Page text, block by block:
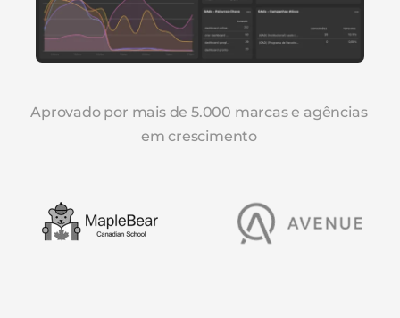
Aprovado por mais de 5.000 marcas e agências
em crescimento